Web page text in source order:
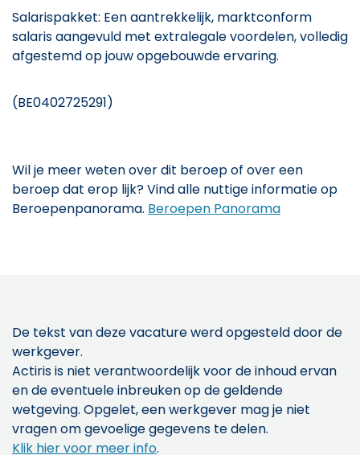
Salarispakket: Een aantrekkelijk, marktconform
salaris aangevuld met extralegale voordelen, volledig
afgestemd op jouw opgebouwde ervaring.
(BE0402725291)
Wil je meer weten over dit beroep of over een
beroep dat erop lijk? Vind alle nuttige informatie op
Beroepenpanorama. Beroepen Panorama
De tekst van deze vacature werd opgesteld door de
werkgever.
Actiris is niet verantwoordelijk voor de inhoud ervan
en de eventuele inbreuken op de geldende
wetgeving. Opgelet, een werkgever mag je niet
vragen om gevoelige gegevens te delen.
Klik hier voor meer info.